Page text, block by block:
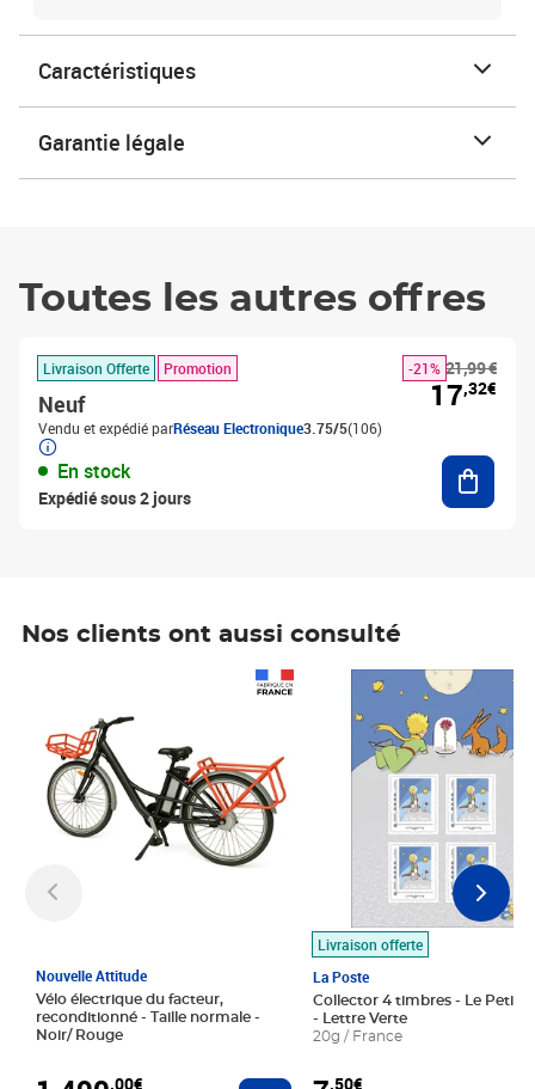
Caractéristiques
Garantie légale
Toutes les autres offres
Livraison Offerte Promotion
Neuf
Vendu et expédié parRéseau Electronique3.75/5(106)
En stock
Expédié sous 2 jours
21,99 €
-21%
17,32€
Nos clients ont aussi consulté
Nouvelle Attitude
Vélo électrique du facteur,
reconditionné - Taille normale -
Noir/ Rouge
,00€ Ajouter au panier
Livraison offerte
La Poste
Collector 4 timbres - Le Petit
- Lettre Verte
20g / France
,50€
Prix 7,50€